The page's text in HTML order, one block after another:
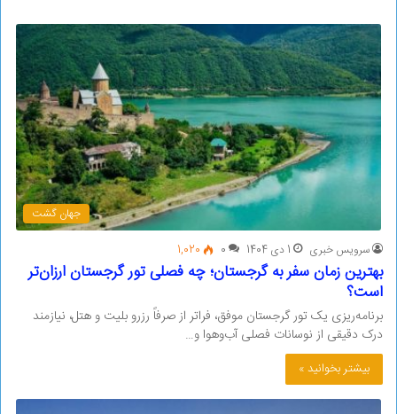
جهان گشت
سرویس خبری 1 دی 1404 0
1,020
بهترین زمان سفر به گرجستان؛ چه فصلی تور گرجستان ارزان‌تر
است؟
برنامه‌ریزی یک تور گرجستان موفق، فراتر از صرفاً رزرو بلیت و هتل، نیازمند
درک دقیقی از نوسانات فصلی آب‌وهوا و…
بیشتر بخوانید »